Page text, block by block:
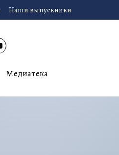
Наши выпускники
Медиатека